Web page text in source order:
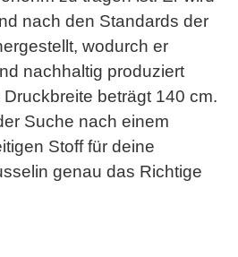
nach den Standards der
wodurch er
nachhaltig produziert
beträgt 140 cm.
Suche nach einem
Stoff für deine
genau das Richtige